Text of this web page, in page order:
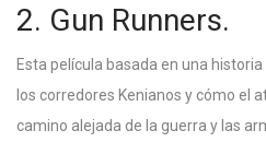
2. Gun Runners.
Esta película basada en una
los corredores Kenianos y cómo el
camino alejada de la guerra y las